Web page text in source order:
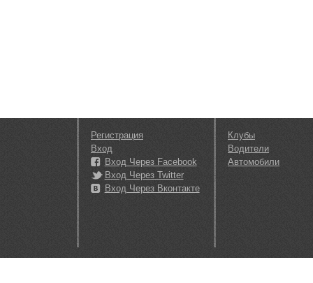
Регистрация
Вход
Вход Через Facebook
Вход Через Twitter
Вход Через Вконтакте
Клубы
Водители
Автомобили